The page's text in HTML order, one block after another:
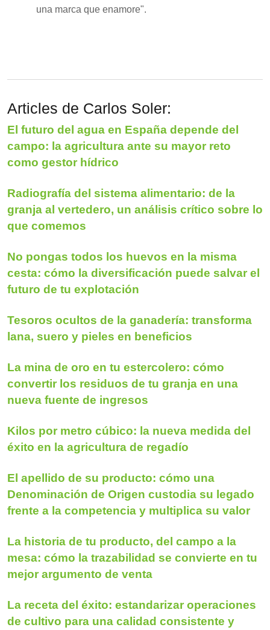
una marca que enamore".
Articles de Carlos Soler:
El futuro del agua en España depende del
campo: la agricultura ante su mayor reto
como gestor hídrico
Radiografía del sistema alimentario: de la
granja al vertedero, un análisis crítico sobre lo
que comemos
No pongas todos los huevos en la misma
cesta: cómo la diversificación puede salvar el
futuro de tu explotación
Tesoros ocultos de la ganadería: transforma
lana, suero y pieles en beneficios
La mina de oro en tu estercolero: cómo
convertir los residuos de tu granja en una
nueva fuente de ingresos
Kilos por metro cúbico: la nueva medida del
éxito en la agricultura de regadío
El apellido de su producto: cómo una
Denominación de Origen custodia su legado
frente a la competencia y multiplica su valor
La historia de tu producto, del campo a la
mesa: cómo la trazabilidad se convierte en tu
mejor argumento de venta
La receta del éxito: estandarizar operaciones
de cultivo para una calidad consistente y